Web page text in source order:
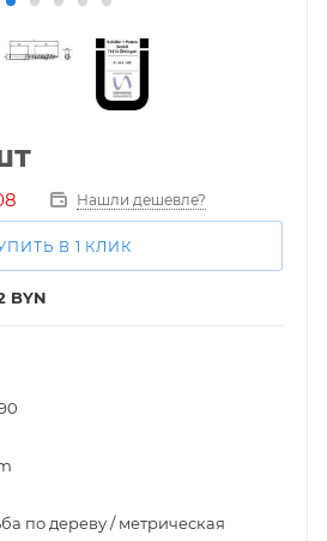
Нашли дешевле?
В 1 КЛИК
BYN
по дереву / метрическая